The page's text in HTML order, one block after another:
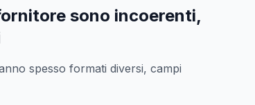
sono incoerenti,
spesso formati diversi, campi